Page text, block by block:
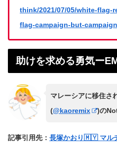
think/2021/07/05/white-flag-
flag-campaign-but-
助けを求める勇気ー
マレーシアに移住さ
(@kaoremix )の
記事引用先： 長塚かおり🇲🇾 マル